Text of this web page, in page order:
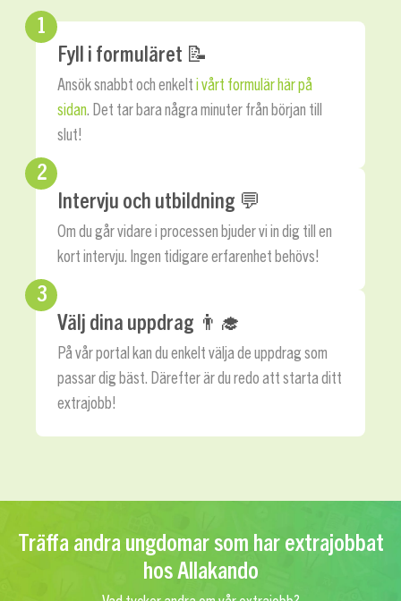
1
Fyll i formuläret 📝
Ansök snabbt och enkelti vårt formulär här på
sidan. Det tar bara några minuter från början till
slut!
2
Intervju och utbildning 💬
Om du går vidare i processen bjuder vi in dig till en
kort intervju. Ingen tidigare erfarenhet behövs!
3
Välj dina uppdrag ‍👨‍🎓
På vår portal kan du enkelt välja de uppdrag som
passar dig bäst. Därefter är du redo att starta ditt
extrajobb!
Träffa andra ungdomar som har extrajobbat
hos Allakando